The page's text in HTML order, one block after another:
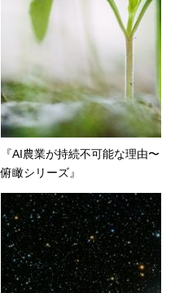
『AI農業が持続不可能な理由〜
俯瞰シリーズ』